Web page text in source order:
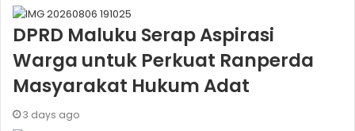
DPRD Maluku Serap Aspirasi
Warga untuk Perkuat Ranperda
Masyarakat Hukum Adat
3 days ago